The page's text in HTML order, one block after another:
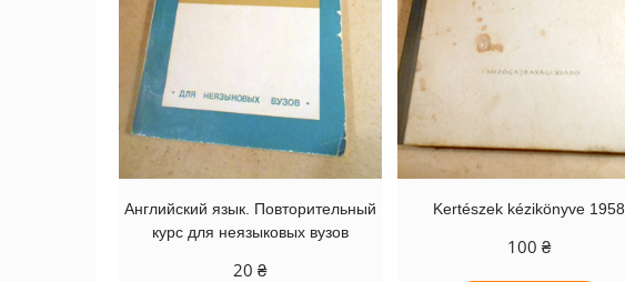
Английский язык. Повторительный
курс для неязыковых вузов
20₴
Kertészek kézikönyve 1958
100 ₴